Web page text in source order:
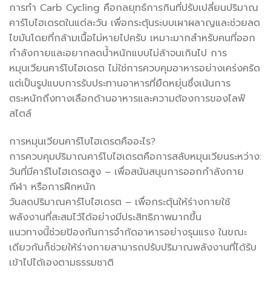
การทำ Carb Cycling คือกลยุทธ์การกินที่ปรับเปลี่ยนปริมาณ
คาร์โบไฮเดรตในแต่ละวัน เพื่อกระตุ้นระบบเผาผลาญและช่วยลด
ไขมันโดยที่กล้ามเนื้อไม่หายไปครับ เหมาะมากสำหรับคนที่ออก
กำลังกายและอยากลดน้ำหนักแบบไม่ล้าจนเกินไป การ
หมุนเวียนคาร์โบไฮเดรต ไม่ใช่การควบคุมอาหารอย่างเคร่งครัด
แต่เป็นรูปแบบการรับประทานอาหารที่ยืดหยุ่นซึ่งเน้นการ
ตระหนักถึงทางเลือกด้านอาหารและความต้องการของไลฟ์
สไตล์
การหมุนเวียนคาร์โบไฮเดรตคืออะไร?
การควบคุมปริมาณคาร์โบไฮเดรตคือการสลับหมุนเวียนระหว่าง:
วันที่มีคาร์โบไฮเดรตสูง – เพื่อสนับสนุนการออกกำลังกาย
กีฬา หรือการฝึกหนัก
วันลดปริมาณคาร์โบไฮเดรต – เพื่อกระตุ้นให้ร่างกายใช้
พลังงานที่สะสมไว้ได้อย่างมีประสิทธิภาพมากขึ้น
แนวทางนี้ช่วยป้องกันการจำกัดอาหารอย่างรุนแรง ในขณะ
เดียวกันก็ช่วยให้ร่างกายสามารถปรับปริมาณพลังงานที่ได้รับ
เข้าไปได้เองตามธรรมชาติ